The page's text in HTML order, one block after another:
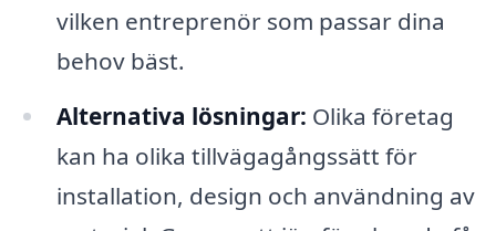
vilken entreprenör som passar dina
behov bäst.
Alternativa lösningar: Olika företag
kan ha olika tillvägagångssätt för
installation, design och användning av